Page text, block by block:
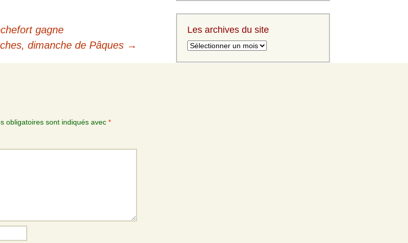
gagne
dimanche de Pâques →
obligatoires sont indiqués avec *
Les archives du site